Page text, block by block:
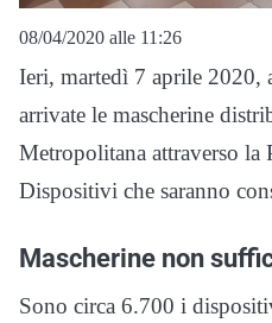
08/04/2020 alle 11:26
Ieri, martedì 7 aprile 2020,
arrivate le mascherine
Metropolitana attraverso la
Dispositivi che saranno
Mascherine non
Sono circa 6.700 i